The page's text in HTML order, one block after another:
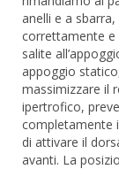
anelli e a
correttamente e
salite
appoggio
massimizzare il
ipertrofico,
completamente
di attivare il
avanti. La